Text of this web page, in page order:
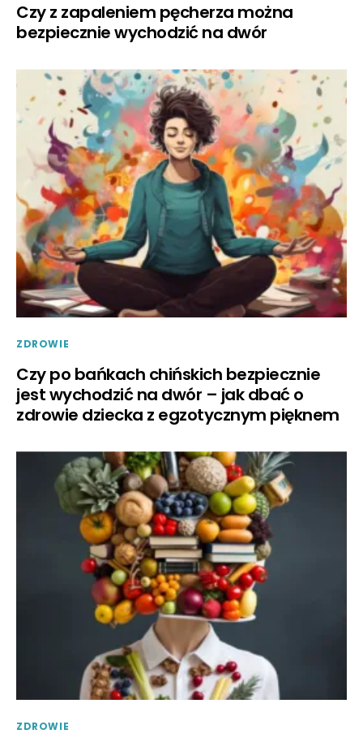
Czy z zapaleniem pęcherza można
bezpiecznie wychodzić na dwór
ZDROWIE
Czy po bańkach chińskich bezpiecznie
jest wychodzić na dwór – jak dbać o
zdrowie dziecka z egzotycznym pięknem
ZDROWIE